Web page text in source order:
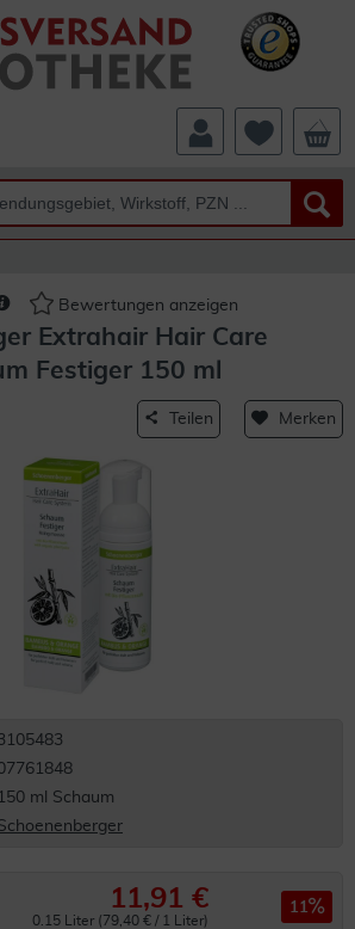
Bewertungen anzeigen
Extrahair Hair Care
Festiger 150 ml
Teilen Merken
150 ml Schaum
11,91 €
0.15 Liter (79,40 € / 1 Liter)
11